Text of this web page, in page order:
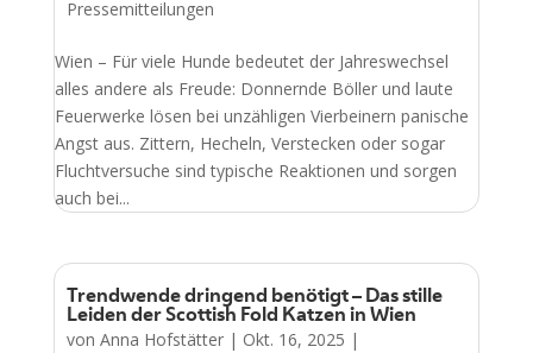
Pressemitteilungen
Wien – Für viele Hunde bedeutet der Jahreswechsel
alles andere als Freude: Donnernde Böller und laute
Feuerwerke lösen bei unzähligen Vierbeinern panische
Angst aus. Zittern, Hecheln, Verstecken oder sogar
Fluchtversuche sind typische Reaktionen und sorgen
auch bei...
Trendwende dringend benötigt – Das stille
Leiden der Scottish Fold Katzen in Wien
von Anna Hofstätter| Okt. 16, 2025 |